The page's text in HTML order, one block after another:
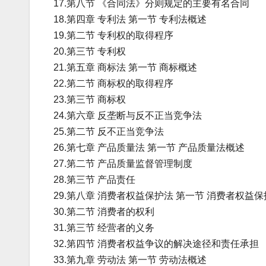
17.第八节 《合同法》分则规定的主要有名合同
18.第四章 专利法 第一节 专利法概述
19.第二节 专利权的取得程序
20.第三节 专利权
21.第五章 商标法 第一节 商标概述
22.第二节 商标权的取得程序
23.第三节 商标权
24.第六章 反垄断与反不正当竞争法
25.第二节 反不正当竞争法
26.第七章 产品质量法 第一节 产品质量法概述
27.第二节 产品质量监督管理制度
28.第三节 产品责任
29.第八章 消费者权益保护法 第一节 消费者权益保
30.第二节 消费者的权利
31.第三节 经营者的义务
32.第四节 消费者权益争议的解决途径和责任承担
33.第九章 劳动法 第一节 劳动法概述